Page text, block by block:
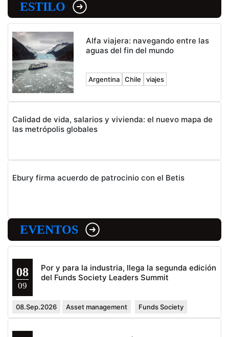
ESTILO
Alfa viajera: navegando entre las
aguas del fin del mundo
Argentina Chile viajes
Calidad de vida, salarios y vivienda: el nuevo mapa de
las metrópolis globales
Ebury firma acuerdo de patrocinio con el Betis
EVENTOS
08
09
Por y para la industria, llega la segunda edición
del Funds Society Leaders Summit
08.Sep.2026 Asset management Funds Society